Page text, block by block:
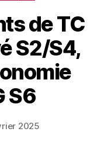
de TC
S2/S4,
S6
2025